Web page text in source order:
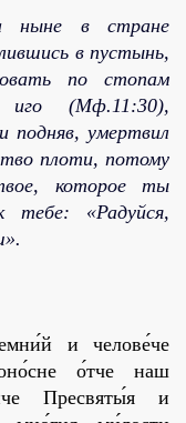
ныне в стране
в пустынь,
по стопам
(Мф.11:30),
подняв, умертвил
плоти, потому
которое ты
тебе: «Радуйся,
и челове́че
о́тче наш
Пресвяты́я и